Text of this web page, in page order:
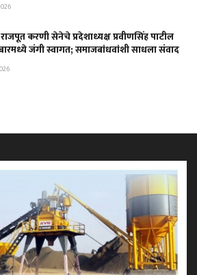
राजपूत करणी सेनेचे प्रदेशाध्यक्ष प्रवीणसिंह पाटील
जंगी स्वागत; समाजबांधवांशी साधला संवाद